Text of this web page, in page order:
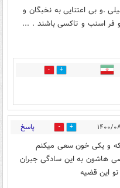
.و بی اعتنایی به نخبگان و
فر اسنب و تاکسی باشند . ...
0
7 پاسخ
و یکی خون سعی میکنم
هاشون به این سادگی جبران
این قضیه